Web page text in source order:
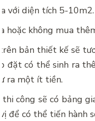
với diện tích 5-
hoặc không mua
bản thiết kế sẽ
đặt có thể sinh ra
ra một ít tiền.
công sẽ có bảng
để có thể tiến hành